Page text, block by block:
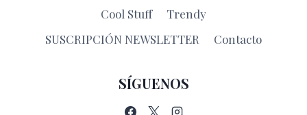
Cool Stuff
Trendy
SUSCRIPCIÓN NEWSLETTER
Contacto
SÍGUENOS